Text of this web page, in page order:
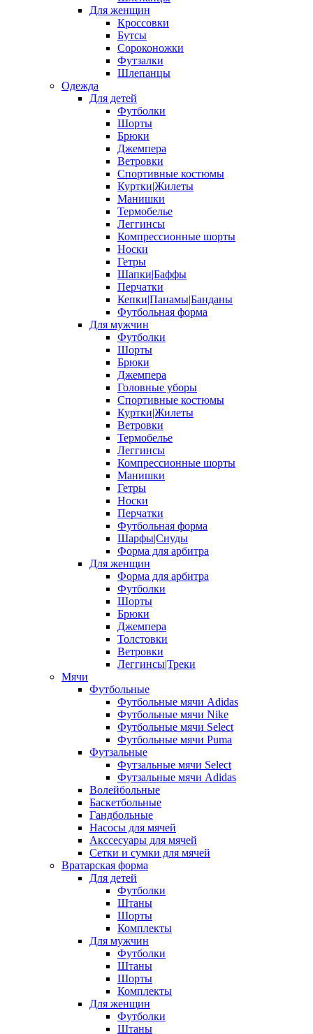
Для женщин
Кроссовки
Бутсы
Сороконожки
Футзалки
Шлепанцы
Одежда
Для детей
Футболки
Шорты
Брюки
Джемпера
Ветровки
Спортивные костюмы
Куртки|Жилеты
Манишки
Термобелье
Леггинсы
Компрессионные шорты
Носки
Гетры
Шапки|Баффы
Перчатки
Кепки|Панамы|Банданы
Футбольная форма
Для мужчин
Футболки
Шорты
Брюки
Джемпера
Головные уборы
Спортивные костюмы
Куртки|Жилеты
Ветровки
Термобелье
Леггинсы
Компрессионные шорты
Манишки
Гетры
Носки
Перчатки
Футбольная форма
Шарфы|Снуды
Форма для арбитра
Для женщин
Форма для арбитра
Футболки
Шорты
Брюки
Джемпера
Толстовки
Ветровки
Леггинсы|Треки
Мячи
Футбольные
Футбольные мячи Adidas
Футбольные мячи Nike
Футбольные мячи Select
Футбольные мячи Puma
Футзальные
Футзальные мячи Select
Футзальные мячи Adidas
Волейбольные
Баскетбольные
Гандбольные
Насосы для мячей
Акссесуары для мячей
Сетки и сумки для мячей
Вратарская форма
Для детей
Футболки
Штаны
Шорты
Комплекты
Для мужчин
Футболки
Штаны
Шорты
Комплекты
Для женщин
Футболки
Штаны